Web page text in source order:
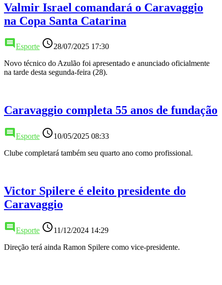
Valmir Israel comandará o Caravaggio
na Copa Santa Catarina
comment Esporte access_time28/07/2025 17:30
Novo técnico do Azulão foi apresentado e anunciado oficialmente
na tarde desta segunda-feira (28).
Caravaggio completa 55 anos de fundação
comment Esporte access_time10/05/2025 08:33
Clube completará também seu quarto ano como profissional.
Victor Spilere é eleito presidente do
Caravaggio
comment Esporte access_time11/12/2024 14:29
Direção terá ainda Ramon Spilere como vice-presidente.